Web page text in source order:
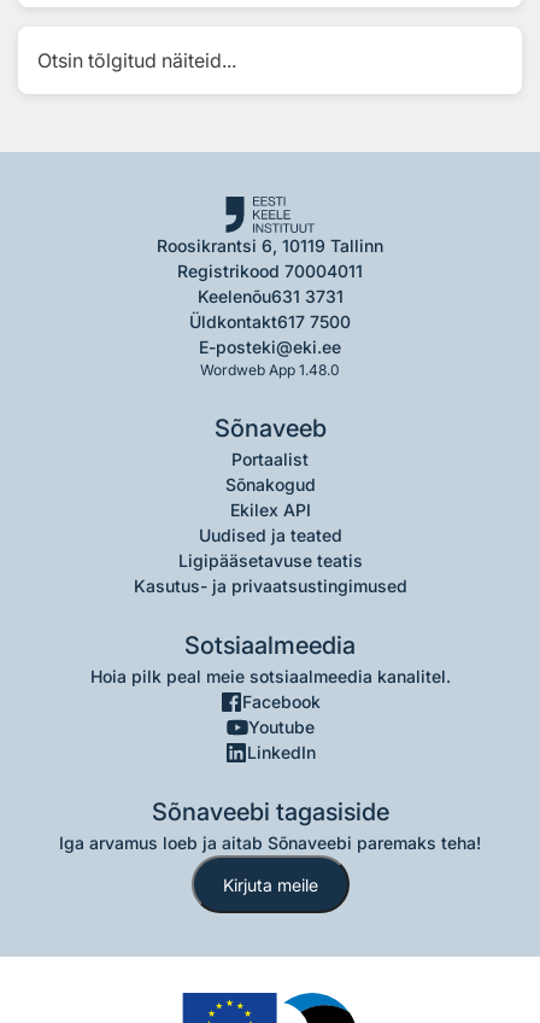
Otsin tõlgitud näiteid...
Roosikrantsi 6, 10119 Tallinn
Registrikood 70004011
Keelenõu631 3731
Üldkontakt617 7500
E-posteki@eki.ee
Wordweb App 1.48.0
Sõnaveeb
Portaalist
Sõnakogud
Ekilex API
Uudised ja teated
Ligipääsetavuse teatis
Kasutus- ja privaatsustingimused
Sotsiaalmeedia
Hoia pilk peal meie sotsiaalmeedia kanalitel.
Facebook
Youtube
LinkedIn
Sõnaveebi tagasiside
Iga arvamus loeb ja aitab Sõnaveebi paremaks teha!
Kirjuta meile